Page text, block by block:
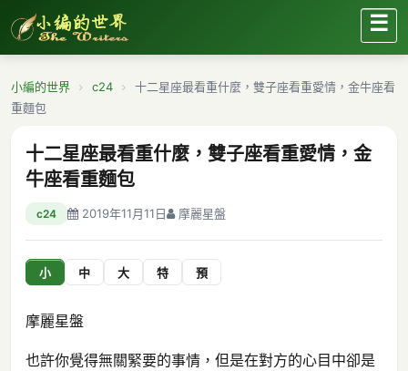
☰
小編的世界 c24
十二星座最看重什麼，雙子座看重愛情，金牛座看
重麵包
十二星座最看重什麼，雙子座看重愛情，金
牛座看重麵包
c24 2019年11月11日 摩麗星盤
小 中 大 特 預
摩麗星盤
也許你覺得無關緊要的事情，但是在對方的心目中卻是